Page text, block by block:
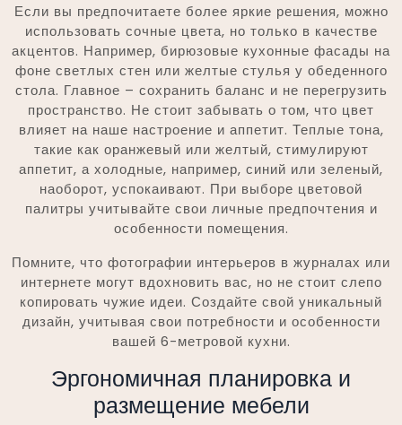
Если вы предпочитаете более яркие решения, можно
использовать сочные цвета, но только в качестве
акцентов. Например, бирюзовые кухонные фасады на
фоне светлых стен или желтые стулья у обеденного
стола. Главное – сохранить баланс и не перегрузить
пространство. Не стоит забывать о том, что цвет
влияет на наше настроение и аппетит. Теплые тона,
такие как оранжевый или желтый, стимулируют
аппетит, а холодные, например, синий или зеленый,
наоборот, успокаивают. При выборе цветовой
палитры учитывайте свои личные предпочтения и
особенности помещения.
Помните, что фотографии интерьеров в журналах или
интернете могут вдохновить вас, но не стоит слепо
копировать чужие идеи. Создайте свой уникальный
дизайн, учитывая свои потребности и особенности
вашей 6-метровой кухни.
Эргономичная планировка и
размещение мебели